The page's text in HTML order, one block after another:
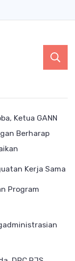
Ketua GANN
Berharap
Kerja Sama
Program